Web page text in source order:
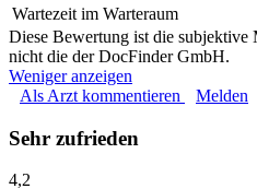
Wartezeit im Warteraum
Diese Bewertung ist die subjektive
nicht die der DocFinder GmbH.
Weniger anzeigen
Als Arzt kommentieren
Melden
Sehr zufrieden
4,2